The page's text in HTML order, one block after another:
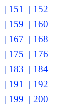
| 151 | 152
| 159 | 160
| 167 | 168
| 175 | 176
| 183 | 184
| 191 | 192
| 199 | 200